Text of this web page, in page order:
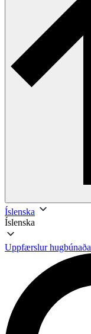
Íslenska
Íslenska
Uppfærslur